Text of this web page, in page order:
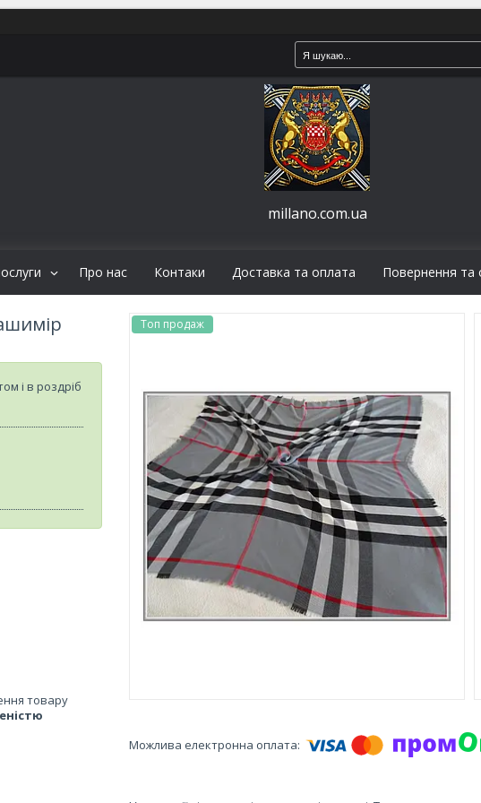
millano.com.ua
Про нас Контаки Доставка та оплата Повернення та
і в роздріб
товару
Топ продаж